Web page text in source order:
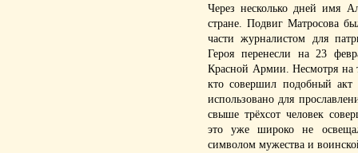
Через несколько дней имя
стране. Подвиг Матросова
части журналистом для
Героя перенесли на 23
Красной Армии. Несмотря на
кто совершил подобный
использовано для
свыше трёхсот человек
это уже широко не
символом мужества и